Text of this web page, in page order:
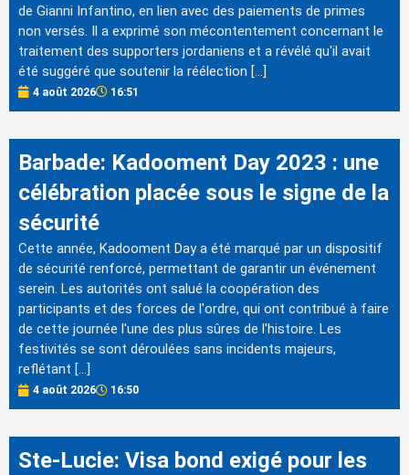
de Gianni Infantino, en lien avec des paiements de primes
non versés. Il a exprimé son mécontentement concernant le
traitement des supporters jordaniens et a révélé qu'il avait
été suggéré que soutenir la réélection […]
4 août 2026 16:51
Barbade: Kadooment Day 2023 : une
célébration placée sous le signe de la
sécurité
Cette année, Kadooment Day a été marqué par un dispositif
de sécurité renforcé, permettant de garantir un événement
serein. Les autorités ont salué la coopération des
participants et des forces de l'ordre, qui ont contribué à faire
de cette journée l'une des plus sûres de l'histoire. Les
festivités se sont déroulées sans incidents majeurs,
reflétant […]
4 août 2026 16:50
Ste-Lucie: Visa bond exigé pour les